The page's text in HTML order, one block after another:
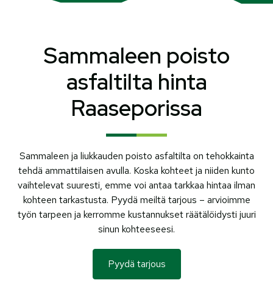
Sammaleen poisto
asfaltilta hinta
Raaseporissa
Sammaleen ja liukkauden poisto asfaltilta on tehokkainta
tehdä ammattilaisen avulla. Koska kohteet ja niiden kunto
vaihtelevat suuresti, emme voi antaa tarkkaa hintaa ilman
kohteen tarkastusta. Pyydä meiltä tarjous – arvioimme
työn tarpeen ja kerromme kustannukset räätälöidysti juuri
sinun kohteeseesi.
Pyydä tarjous